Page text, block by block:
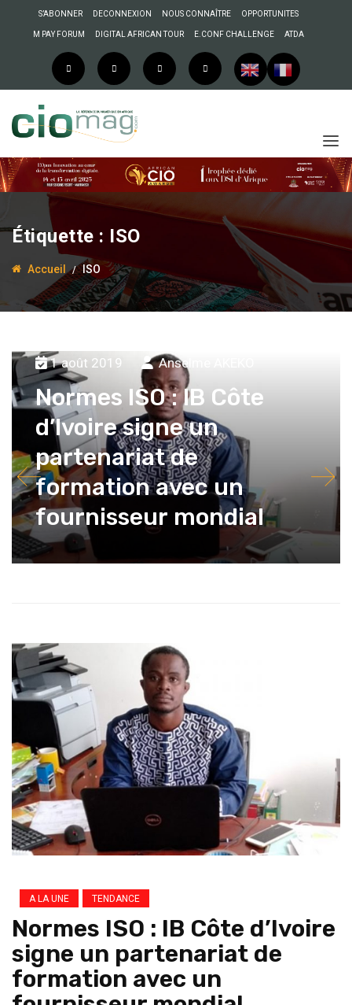
S’ABONNER DECONNEXION NOUS CONNAÎTRE OPPORTUNITES
M PAY FORUM DIGITAL AFRICAN TOUR E.CONF CHALLENGE ATDA
Étiquette : ISO
Accueil ISO
1 août 2019 Anselme AKEKO
Normes ISO : IB Côte
d’Ivoire signe un
partenariat de
formation avec un
fournisseur mondial
A LA UNE TENDANCE
Normes ISO : IB Côte d’Ivoire
signe un partenariat de
formation avec un